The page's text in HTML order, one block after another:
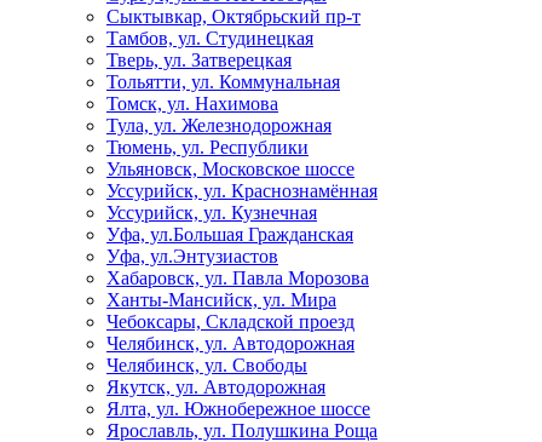
Сыктывкар, Октябрьский пр-т
Тамбов, ул. Студинецкая
Тверь, ул. Затверецкая
Тольятти, ул. Коммунальная
Томск, ул. Нахимова
Тула, ул. Железнодорожная
Тюмень, ул. Республики
Ульяновск, Московское шоссе
Уссурийск, ул. Краснознамённая
Уссурийск, ул. Кузнечная
Уфа, ул.Большая Гражданская
Уфа, ул.Энтузиастов
Хабаровск, ул. Павла Морозова
Ханты-Мансийск, ул. Мира
Чебоксары, Складской проезд
Челябинск, ул. Автодорожная
Челябинск, ул. Свободы
Якутск, ул. Автодорожная
Ялта, ул. Южнобережное шоссе
Ярославль, ул. Полушкина Роща